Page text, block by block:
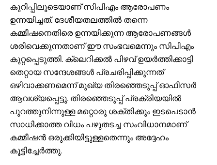
കുറിപ്പിലൂടെയാണ് സിപിഎം ആരോപണം
ഉന്നയിച്ചത്. ദേശീയതലത്തിൽ തന്നെ
കമ്മീഷനെതിരെ ഉന്നയിക്കുന്ന ആരോപണങ്ങൾ
ശരിവെക്കുന്നതാണ് ഈ സംഭവമെന്നും സിപിഎം
കുറ്റപ്പെടുത്തി. ക്ലെറിക്കൽ പിഴവ് ഉയർത്തിക്കാട്ടി
തെറ്റായ സന്ദേശങ്ങൾ പ്രചരിപ്പിക്കുന്നത്
ഒഴിവാക്കണമെന്ന് മുഖ്യ തിരഞ്ഞെടുപ്പ് ഓഫീസർ
ആവശ്യപ്പെട്ടു. തിരഞ്ഞെടുപ്പ് പ്രക്രിയയിൽ
പുറത്തുനിന്നുള്ള മറ്റൊരു ശക്തിക്കും ഇടപെടാൻ
സാധിക്കാത്ത വിധം പഴുതടച്ച സംവിധാനമാണ്
കമ്മീഷൻ ഒരുക്കിയിട്ടുള്ളതെന്നും അദ്ദേഹം
കൂട്ടിച്ചേർത്തു.